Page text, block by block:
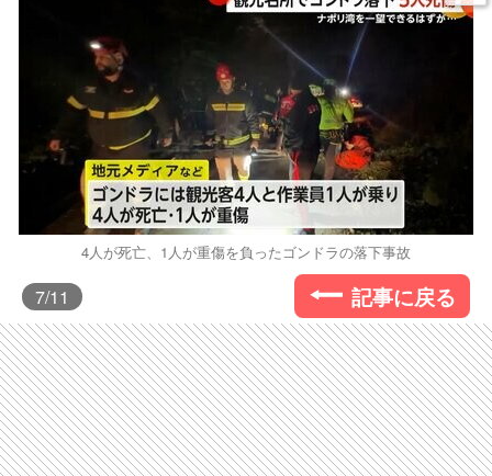
4人が死亡、1人が重傷を負ったゴンドラの落下事故
7/11 記事に戻る